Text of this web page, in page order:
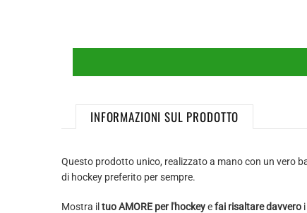
INFORMAZIONI SUL PRODOTTO
Questo prodotto unico, realizzato a mano con un vero
di hockey preferito per sempre.
Mostra il tuo AMORE per l'hockeyefai risaltare davvero